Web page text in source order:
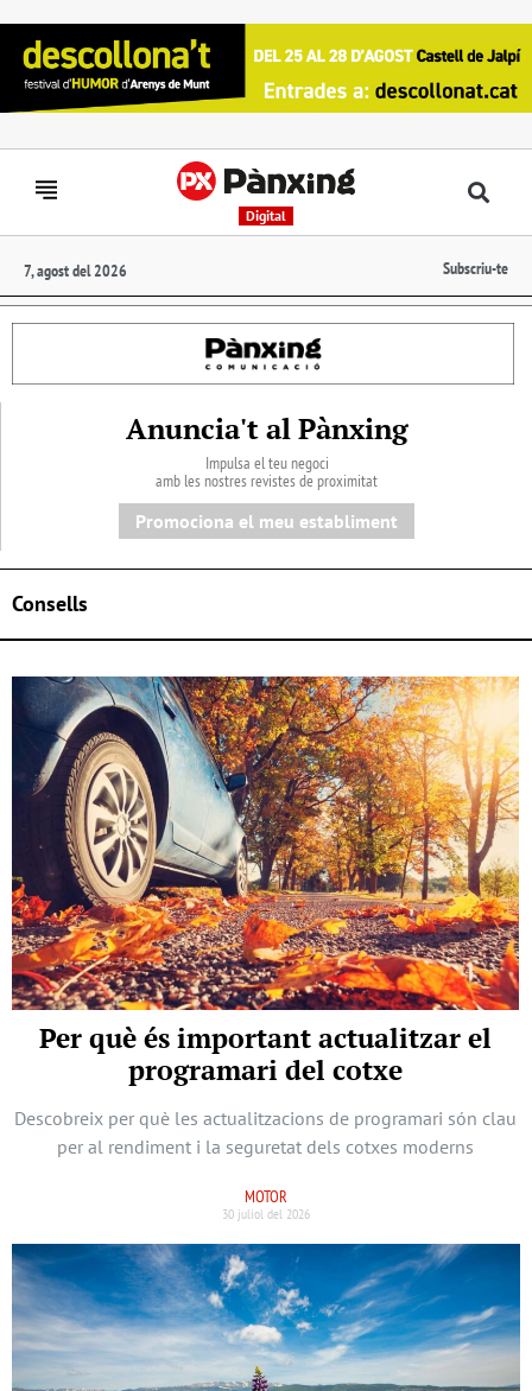
Digital
7, agost del 2026 Subscriu-te
Anuncia't al Pànxing
Impulsa el teu negoci
amb les nostres revistes de proximitat
Promociona el meu establiment
Consells
Per què és important actualitzar el
programari del cotxe
Descobreix per què les actualitzacions de programari són clau
per al rendiment i la seguretat dels cotxes moderns
MOTOR
30 juliol del 2026